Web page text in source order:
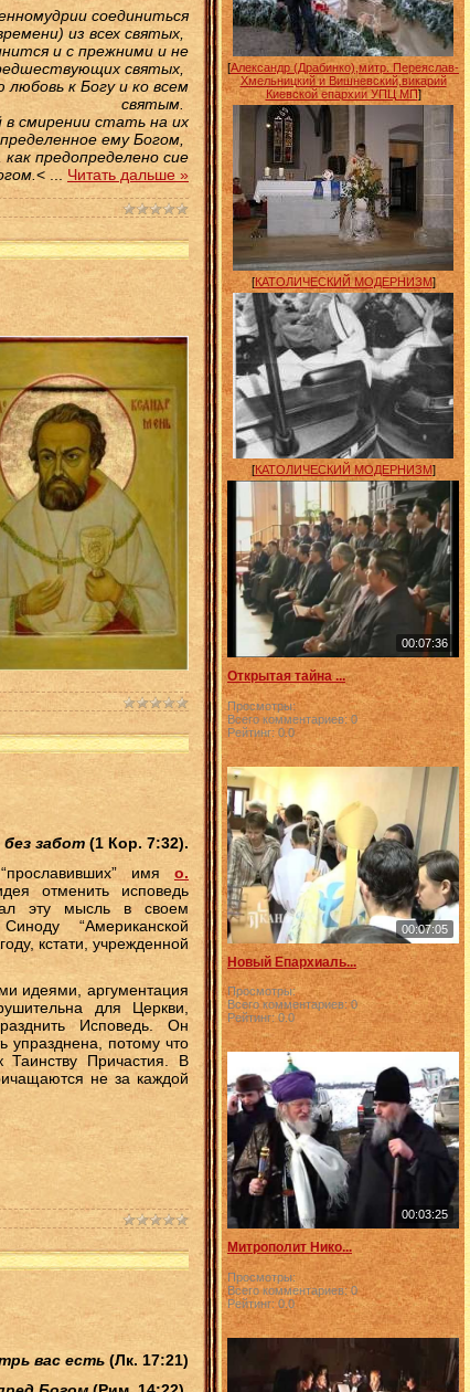
соединиться
из всех святых,
и с прежними и не
святых,
к Богу и ко всем
святым.
в смирении стать на их
ему Богом,
предопределено сие
< ... Читать дальше »
забот (1 Кор. 7:32).
имя о.
отменить исповедь
эту мысль в своем
“Американской
кстати, учрежденной
идеями, аргументация
для Церкви,
Исповедь. Он
упразднена, потому что
Таинству Причастия. В
не за каждой
вас есть (Лк. 17:21)
[Александр (Драбинко),митр. Переяслав-
Хмельницкий и Вишневский,викарий
Киевской епархии УПЦ МП]
[КАТОЛИЧЕСКИЙ МОДЕРНИЗМ]
[КАТОЛИЧЕСКИЙ МОДЕРНИЗМ]
00:07:36
Открытая тайна ...
Просмотры:
Всего комментариев:0
Рейтинг: 0.0
00:07:05
Новый Епархиаль...
Просмотры:
Всего комментариев:0
Рейтинг:0.0
00:03:25
Митрополит Нико...
Просмотры:
Всего комментариев:0
Рейтинг: 0.0